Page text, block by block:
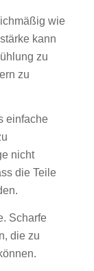
wie
kann
zu
zu
einfache
nicht
die Teile
Scharfe
die zu